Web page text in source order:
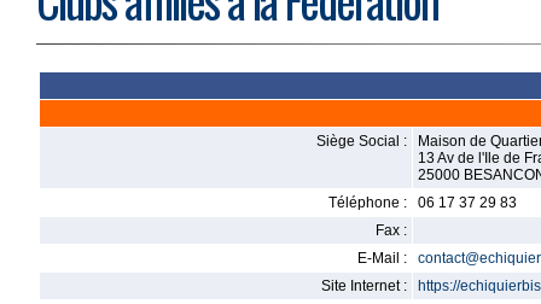
Siège Social :
Maison de
13 Av de l'Ile de
25000
Téléphone :
06 17 37 29 83
Fax :
E-Mail :
Site Internet :
https://